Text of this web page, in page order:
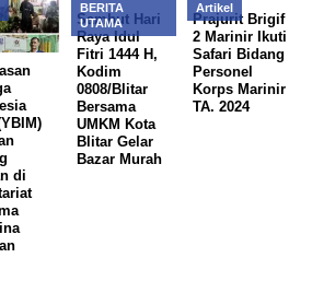
di
BERITA
UTAMA
Sambut Hari
Raya Idul
Fitri 1444 H,
Kodim
0808/Blitar
Bersama
UMKM Kota
Blitar Gelar
Bazar Murah
Artikel
Prajurit Brigif
2 Marinir Ikuti
Safari Bidang
Personel
Korps Marinir
TA. 2024